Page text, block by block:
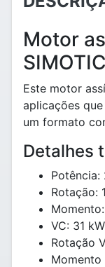
Motor
Este motor
aplicações
um formato
Detalhes
Potência:
Rotação:
VC: 31 kW
Rotação
Momento